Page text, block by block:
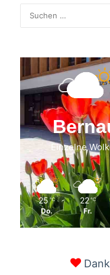
Einzelne
25 ℃
Do.
22 ℃
Fr.